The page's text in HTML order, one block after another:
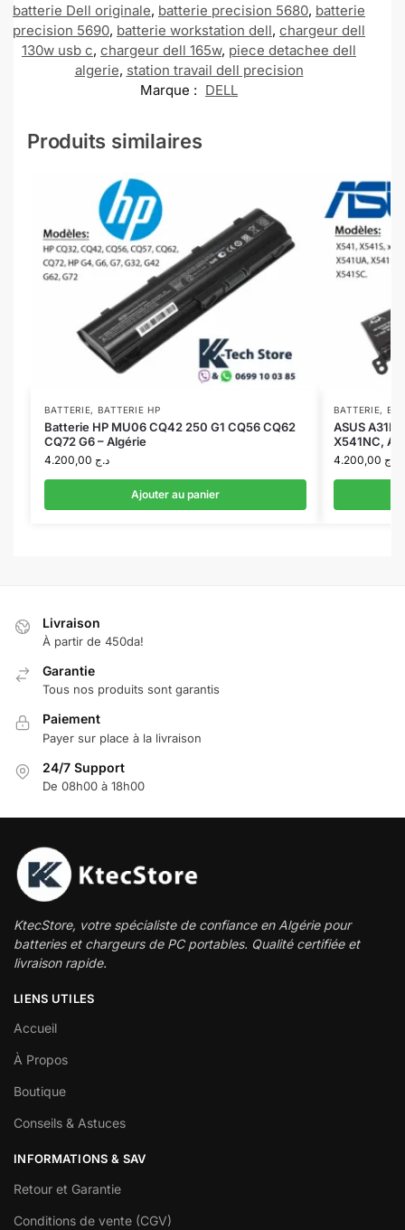
batterie Dell originale, batterie precision 5680, batterie
precision 5690, batterie workstation dell, chargeur dell
130w usb c, chargeur dell 165w, piece detachee dell
algerie, station travail dell precision
Marque : DELL
Produits similaires
BATTERIE, BATTERIE HP
Batterie HP MU06 CQ42 250 G1 CQ56 CQ62
CQ72 G6 – Algérie
د.ج
Ajouter au panier
BATTERIE,
ASUS
X541NC,
د.ج
Livraison
À partir de 450da!
Garantie
Tous nos produits sont garantis
Paiement
Payer sur place à la livraison
24/7 Support
De 08h00 à 18h00
KtecStore, votre spécialiste de confiance en Algérie pour
batteries et chargeurs de PC portables. Qualité certifiée et
livraison rapide.
LIENS UTILES
Accueil
À Propos
Boutique
Conseils & Astuces
INFORMATIONS & SAV
Retour et Garantie
Conditions de vente (CGV)